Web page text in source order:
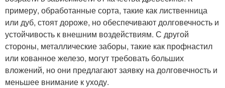
примеру, обработанные сорта, такие как лиственница
или дуб, стоят дороже, но обеспечивают долговечность и
устойчивость к внешним воздействиям. С другой
стороны, металлические заборы, такие как профнастил
или кованное железо, могут требовать больших
вложений, но они предлагают заявку на долговечность и
меньшее внимание к уходу.